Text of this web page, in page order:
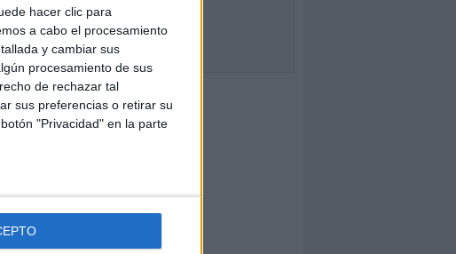
hacer clic para
a cabo el procesamiento
y cambiar sus
procesamiento de sus
de rechazar tal
sus preferencias o retirar su
"Privacidad" en la parte